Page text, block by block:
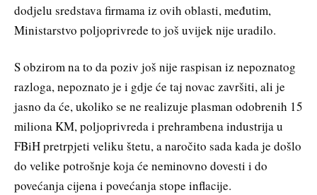
dodjelu sredstava firmama iz ovih oblasti, međutim,
Ministarstvo poljoprivrede to još uvijek nije uradilo.
S obzirom na to da poziv još nije raspisan iz nepoznatog
razloga, nepoznato je i gdje će taj novac završiti, ali je
jasno da će, ukoliko se ne realizuje plasman odobrenih 15
miliona KM, poljoprivreda i prehrambena industrija u
FBiH pretrpjeti veliku štetu, a naročito sada kada je došlo
do velike potrošnje koja će neminovno dovesti i do
povećanja cijena i povećanja stope inflacije.